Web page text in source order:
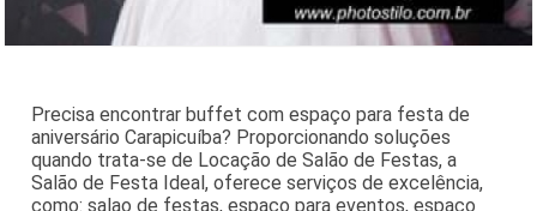
Precisa encontrar buffet com espaço para festa de
aniversário Carapicuíba? Proporcionando soluções
quando trata-se de Locação de Salão de Festas, a
Salão de Festa Ideal, oferece serviços de excelência,
como: salao de festas, espaço para eventos, espaço